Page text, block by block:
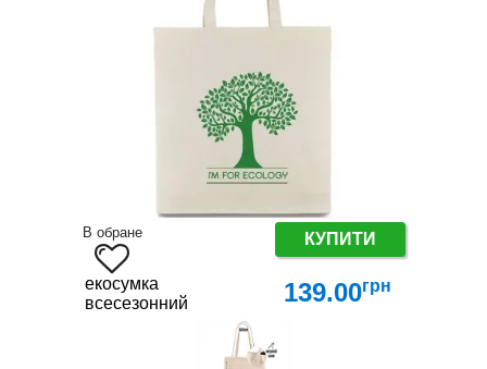
В обране КУПИТИ
екосумка
всесезонний
139.00грн